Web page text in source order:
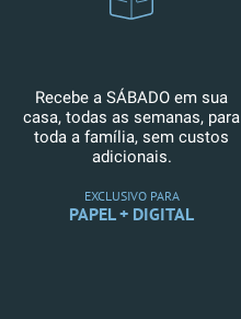
Recebe a SÁBADO em sua
casa, todas as semanas, para
toda a família, sem custos
adicionais.
EXCLUSIVO PARA
PAPEL + DIGITAL